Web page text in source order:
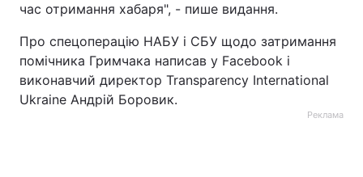
час отримання хабаря", - пише видання.
Про спецоперацію НАБУ і СБУ щодо затримання
помічника Гримчака написав у Facebook і
виконавчий директор Transparency International
Ukraine Андрій Боровик.
Реклама